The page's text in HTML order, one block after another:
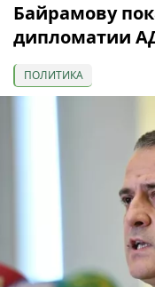
Байрамову
дипломатии
ПОЛИТИКА